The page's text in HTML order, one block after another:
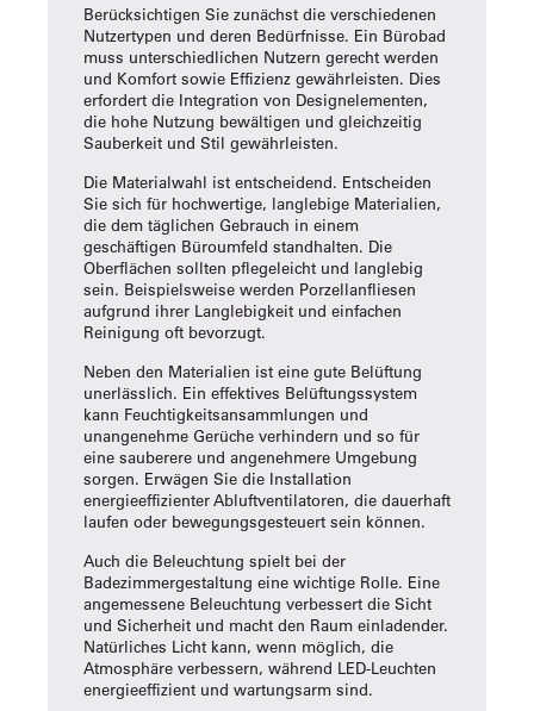
Berücksichtigen Sie zunächst die verschiedenen
Nutzertypen und deren Bedürfnisse. Ein Bürobad
muss unterschiedlichen Nutzern gerecht werden
und Komfort sowie Effizienz gewährleisten. Dies
erfordert die Integration von Designelementen,
die hohe Nutzung bewältigen und gleichzeitig
Sauberkeit und Stil gewährleisten.
Die Materialwahl ist entscheidend. Entscheiden
Sie sich für hochwertige, langlebige Materialien,
die dem täglichen Gebrauch in einem
geschäftigen Büroumfeld standhalten. Die
Oberflächen sollten pflegeleicht und langlebig
sein. Beispielsweise werden Porzellanfliesen
aufgrund ihrer Langlebigkeit und einfachen
Reinigung oft bevorzugt.
Neben den Materialien ist eine gute Belüftung
unerlässlich. Ein effektives Belüftungssystem
kann Feuchtigkeitsansammlungen und
unangenehme Gerüche verhindern und so für
eine sauberere und angenehmere Umgebung
sorgen. Erwägen Sie die Installation
energieeffizienter Abluftventilatoren, die dauerhaft
laufen oder bewegungsgesteuert sein können.
Auch die Beleuchtung spielt bei der
Badezimmergestaltung eine wichtige Rolle. Eine
angemessene Beleuchtung verbessert die Sicht
und Sicherheit und macht den Raum einladender.
Natürliches Licht kann, wenn möglich, die
Atmosphäre verbessern, während LED-Leuchten
energieeffizient und wartungsarm sind.